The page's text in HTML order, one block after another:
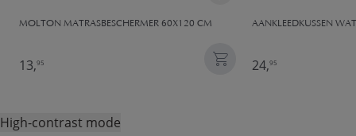
MOLTON MATRASBESCHERMER​ 60X120 CM
13,95
AANKLEEDKUSSEN
24,95
High-contrast mode